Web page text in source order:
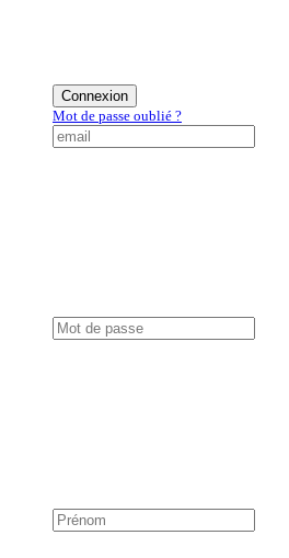
Connexion
Mot de passe oublié ?